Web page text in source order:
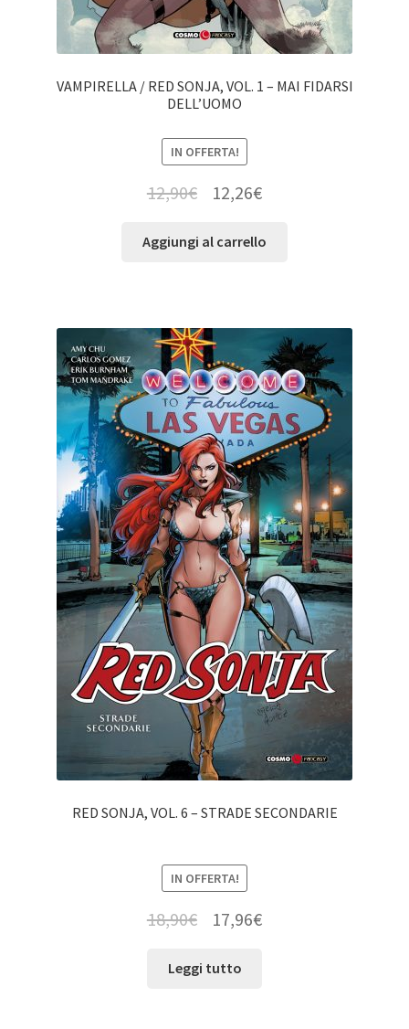
VAMPIRELLA / RED SONJA, VOL. 1 – MAI FIDARSI
DELL’UOMO
IN OFFERTA!
12,90€ 12,26€
Aggiungi al carrello
RED SONJA, VOL. 6 – STRADE SECONDARIE
IN OFFERTA!
18,90€ 17,96€
Leggi tutto